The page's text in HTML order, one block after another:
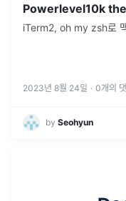
Powerlevel10k
iTerm2, oh my zsh로
2023년 8월 24일 · 0개의
by Seohyun